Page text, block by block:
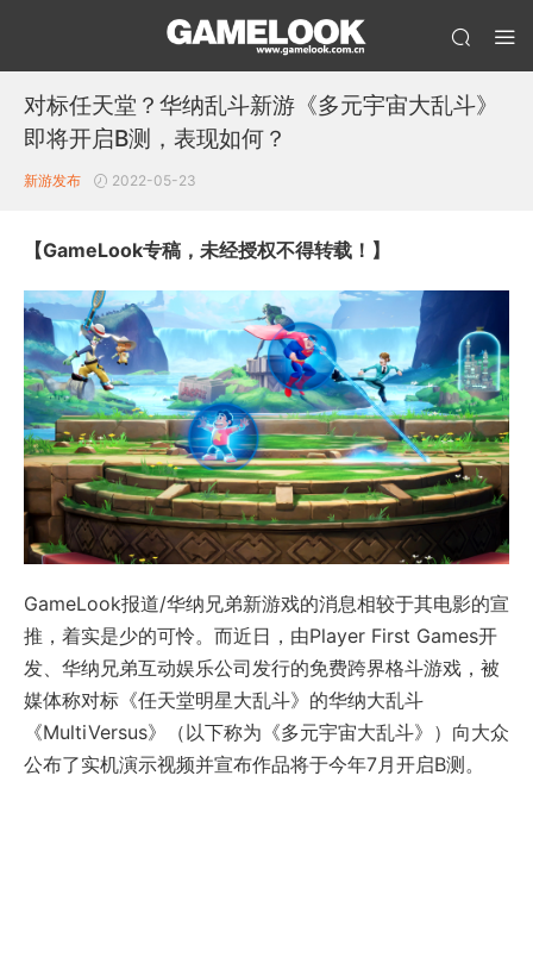
对标任天堂？华纳乱斗新游《多元宇宙大乱斗》
即将开启B测，表现如何？
新游发布 2022-05-23
【GameLook专稿，未经授权不得转载！】
GameLook报道/华纳兄弟新游戏的消息相较于其电影的宣
推，着实是少的可怜。而近日，由Player First Games开
发、华纳兄弟互动娱乐公司发行的免费跨界格斗游戏，被
媒体称对标《任天堂明星大乱斗》的华纳大乱斗
《MultiVersus》（以下称为《多元宇宙大乱斗》）向大众
公布了实机演示视频并宣布作品将于今年7月开启B测。